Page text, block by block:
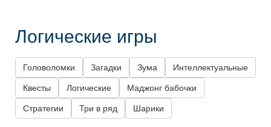
Логические игры
Головоломки Загадки Зума Интеллектуальные
Квесты Логические Маджонг бабочки
Стратегии Три в ряд Шарики